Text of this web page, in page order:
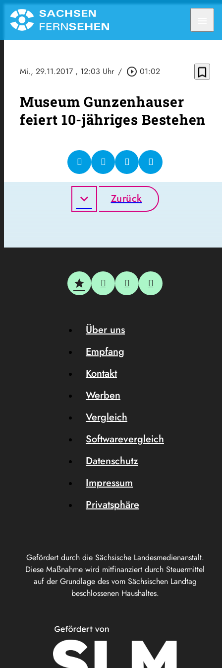
Mi., 29.11.2017 , 12:03 Uhr / play_circle_outline 01:02 bookmark_border
Museum Gunzenhauser
feiert 10-jähriges Bestehen
Zurück
Gefördert durch die Sächsische Landesmedienanstalt.
Diese Maßnahme wird mitfinanziert durch Steuermittel
auf der Grundlage des vom Sächsischen Landtag
beschlossenen Haushaltes.
Über uns
Empfang
Kontakt
Werben
Vergleich
Softwarevergleich
Datenschutz
Impressum
Privatsphäre